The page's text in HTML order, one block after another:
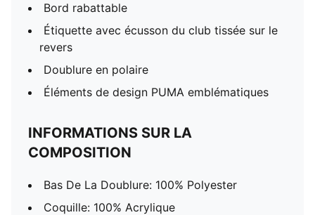
Bord rabattable
Étiquette avec écusson du club tissée sur le
revers
Doublure en polaire
Éléments de design PUMA emblématiques
INFORMATIONS SUR LA
COMPOSITION
Bas De La Doublure: 100% Polyester
Coquille: 100% Acrylique